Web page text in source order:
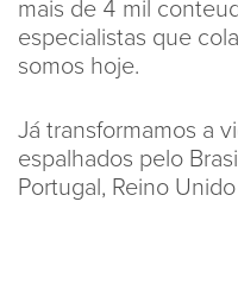
mais de 4 mil
especialistas que
somos hoje.
Já transformamos a
espalhados pelo
Portugal, Reino